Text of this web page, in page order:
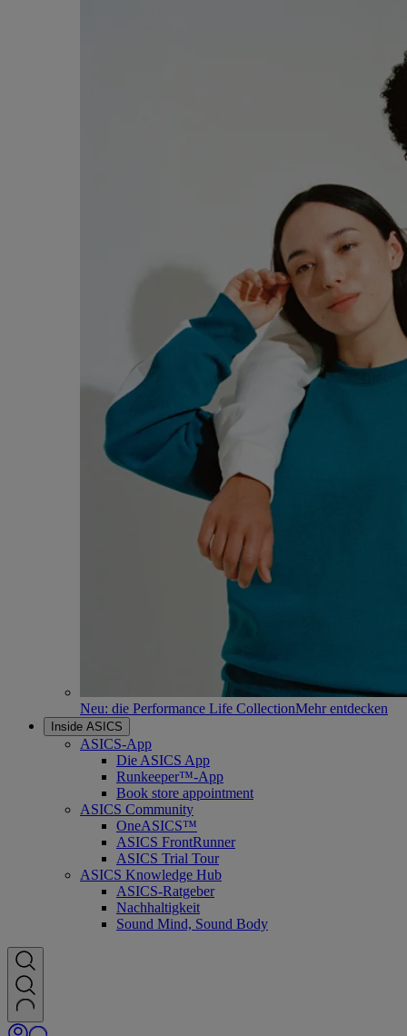
Neu: die Performance Life CollectionMehr entdecken
Inside ASICS
ASICS-App
Die ASICS App
Runkeeper™-App
Book store appointment
ASICS Community
OneASICS™
ASICS FrontRunner
ASICS Trial Tour
ASICS Knowledge Hub
ASICS-Ratgeber
Nachhaltigkeit
Sound Mind, Sound Body